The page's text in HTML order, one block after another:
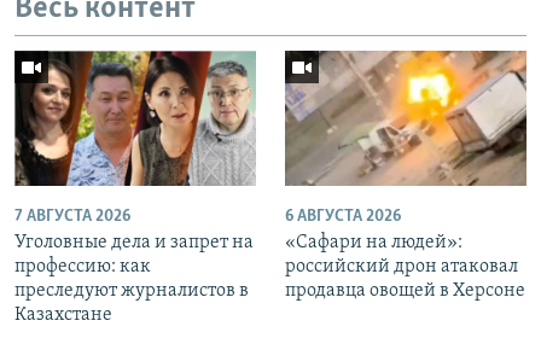
Весь контент
7 АВГУСТА 2026
Уголовные дела и запрет на
профессию: как
преследуют журналистов в
Казахстане
6 АВГУСТА 2026
«Cафари на людей»:
российский дрон атаковал
продавца овощей в Херсоне